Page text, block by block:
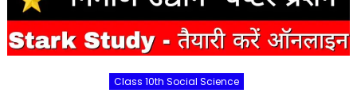
Class 10th Social Science